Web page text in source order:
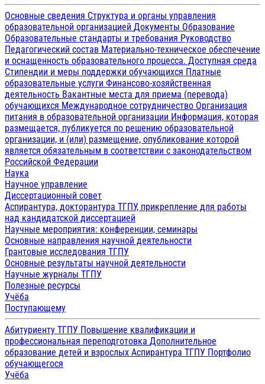
Основные сведения Структура и органы управления
образовательной организацией Документы Образование
Образовательные стандарты и требования Руководство
Педагогический состав Материально-техническое обеспечение
и оснащенность образовательного процесса. Доступная среда
Стипендии и меры поддержки обучающихся Платные
образовательные услуги Финансово-хозяйственная
деятельность Вакантные места для приема (перевода)
обучающихся Международное сотрудничество Организация
питания в образовательной организации Информация, которая
размещается, публикуется по решению образовательной
организации, и (или) размещение, опубликование которой
является обязательным в соответствии с законодательством
Российской Федерации
Наука
Научное управление
Диссертационный совет
Аспирантура, докторантура ТГПУ, прикрепление для работы
над кандидатской диссертацией
Научные мероприятия: конференции, семинары
Основные направления научной деятельности
Грантовые исследования ТГПУ
Основные результаты научной деятельности
Научные журналы ТГПУ
Полезные ресурсы
Учёба
Поступающему
Абитуриенту ТГПУ Повышение квалификации и
профессиональная переподготовка Дополнительное
образование детей и взрослых Аспирантура ТГПУ Портфолио
обучающегося
Учёба